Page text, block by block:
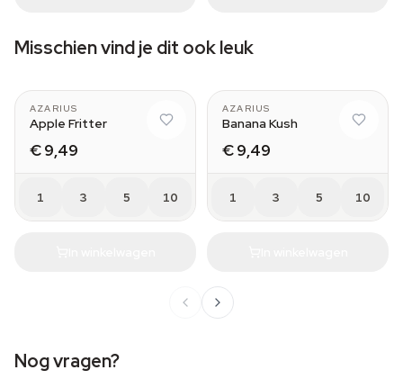
Misschien vind je dit ook leuk
AZARIUS
Apple Fritter
€ 9,49
1 3 5 10
AZARIUS
Banana Kush
€ 9,49
1 3 5 10
Nog vragen?